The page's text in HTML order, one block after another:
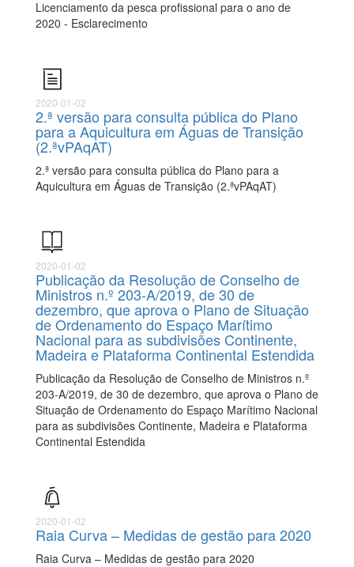
Licenciamento da pesca profissional para o ano de
2020 - Esclarecimento
2020-01-02
2.ª versão para consulta pública do Plano
para a Aquicultura em Águas de Transição
(2.ªvPAqAT)
2.ª versão para consulta pública do Plano para a
Aquicultura em Águas de Transição (2.ªvPAqAT)
2020-01-02
Publicação da Resolução de Conselho de
Ministros n.º 203-A/2019, de 30 de
dezembro, que aprova o Plano de Situação
de Ordenamento do Espaço Marítimo
Nacional para as subdivisões Continente,
Madeira e Plataforma Continental Estendida
Publicação da Resolução de Conselho de Ministros n.º
203-A/2019, de 30 de dezembro, que aprova o Plano de
Situação de Ordenamento do Espaço Marítimo Nacional
para as subdivisões Continente, Madeira e Plataforma
Continental Estendida
2020-01-02
Raia Curva – Medidas de gestão para 2020
Raia Curva – Medidas de gestão para 2020